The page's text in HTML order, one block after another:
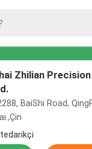
Zhilian
BaiShi Road,
tedarikçi